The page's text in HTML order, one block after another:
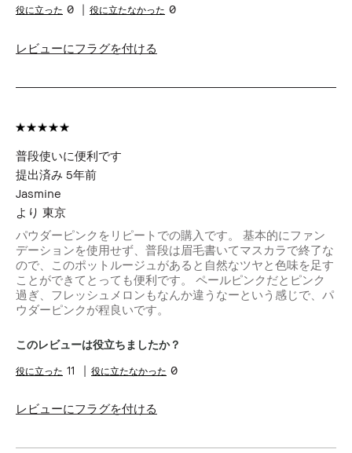
0 0
レビューにフラグを付ける
普段使いに便利です
提出済み 5年前
Jasmine
より 東京
パウダーピンクをリピートでの購入です。 基本的にファン
デーションを使用せず、普段は眉毛書いてマスカラで終了な
ので、このポットルージュがあると自然なツヤと色味を足す
ことができてとっても便利です。 ペールピンクだとピンク
過ぎ、フレッシュメロンもなんか違うなーという感じで、パ
ウダーピンクが程良いです。
このレビューは役立ちましたか？
11 0
レビューにフラグを付ける